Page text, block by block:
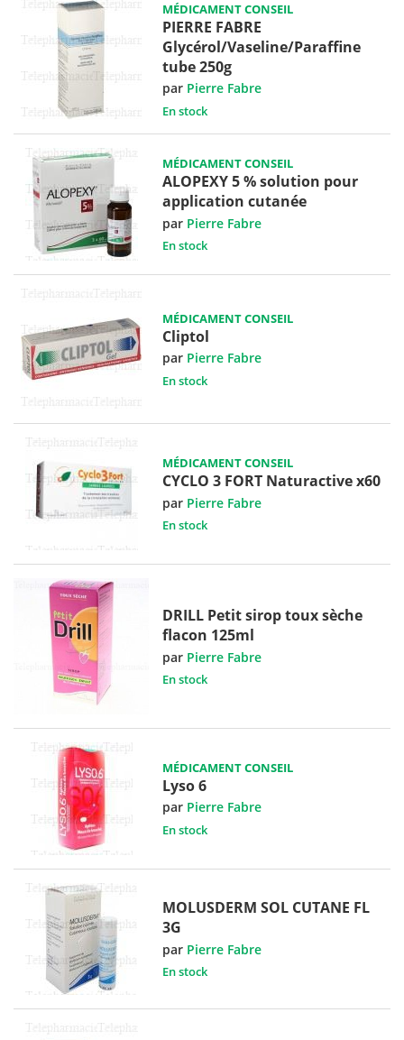
MÉDICAMENT CONSEIL
PIERRE FABRE
Glycérol/Vaseline/Paraffine
tube 250g
par Pierre Fabre
En stock
MÉDICAMENT CONSEIL
ALOPEXY 5 % solution pour
application cutanée
par Pierre Fabre
En stock
MÉDICAMENT CONSEIL
Cliptol
par Pierre Fabre
En stock
MÉDICAMENT CONSEIL
CYCLO 3 FORT Naturactive x60
par Pierre Fabre
En stock
DRILL Petit sirop toux sèche
flacon 125ml
par Pierre Fabre
En stock
MÉDICAMENT CONSEIL
Lyso 6
par Pierre Fabre
En stock
MOLUSDERM SOL CUTANE FL
3G
par Pierre Fabre
En stock